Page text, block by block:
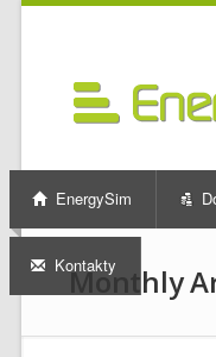
EnergySim
Kontakty
Monthly